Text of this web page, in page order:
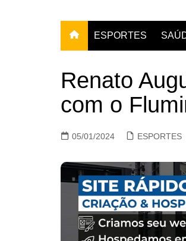
ESPORTES
Renato
com o
05/01/2024 ESPORTES